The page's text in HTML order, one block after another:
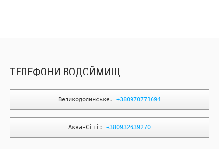
ТЕЛЕФОНИ ВОДОЙМИЩ
Великодолинське: +380970771694
Аква-Сіті: +380932639270